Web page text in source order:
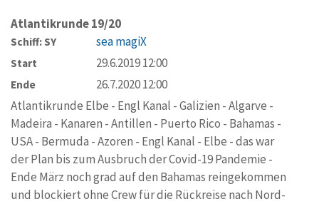
Atlantikrunde 19/20
Schiff: SY sea magiX
Start 29.6.2019 12:00
Ende
26.7.2020 12:00
Atlantikrunde Elbe - Engl Kanal - Galizien - Algarve -
Madeira - Kanaren - Antillen - Puerto Rico - Bahamas -
USA - Bermuda - Azoren - Engl Kanal - Elbe - das war
der Plan bis zum Ausbruch der Covid-19 Pandemie -
Ende März noch grad auf den Bahamas reingekommen
und blockiert ohne Crew für die Rückreise nach Nord-